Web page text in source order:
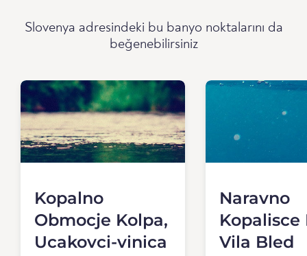
Slovenya adresindeki bu banyo noktalarını da
beğenebilirsiniz
Kopalno
Obmocje Kolpa,
Ucakovci-vinica
Naravno
Kopalisce
Vila Bled